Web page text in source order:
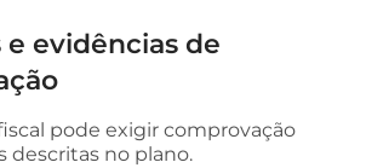
e evidências de
pode exigir comprovação
descritas no plano.